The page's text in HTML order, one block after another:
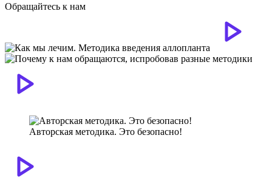
Обращайтесь к нам
Авторская методика. Это безопасно!